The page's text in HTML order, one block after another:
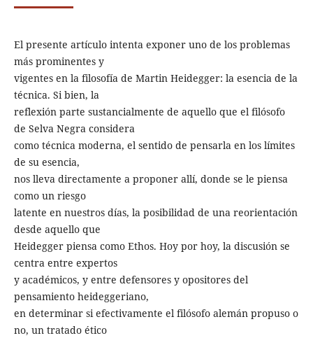
El presente artículo intenta exponer uno de los problemas
más prominentes y
vigentes en la filosofía de Martin Heidegger: la esencia de la
técnica. Si bien, la
reflexión parte sustancialmente de aquello que el filósofo
de Selva Negra considera
como técnica moderna, el sentido de pensarla en los límites
de su esencia,
nos lleva directamente a proponer allí, donde se le piensa
como un riesgo
latente en nuestros días, la posibilidad de una reorientación
desde aquello que
Heidegger piensa como Ethos. Hoy por hoy, la discusión se
centra entre expertos
y académicos, y entre defensores y opositores del
pensamiento heideggeriano,
en determinar si efectivamente el filósofo alemán propuso o
no, un tratado ético